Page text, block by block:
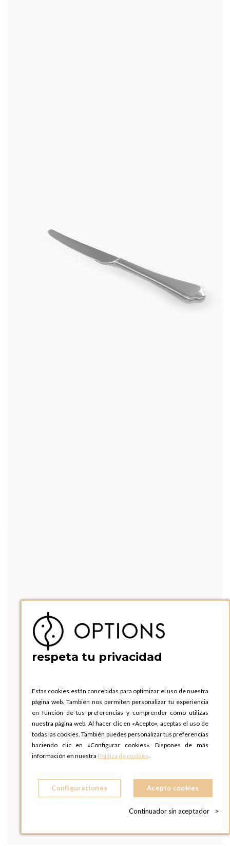
respeta tu privacidad
Estas cookies están concebidas para optimizar el uso de nuestra
página web. También nos permiten personalizar tu experiencia
en función de tus preferencias y comprender cómo utilizas
nuestra página web. Al hacer clic en «Acepto», aceptas el uso de
todas las cookies. También puedes personalizar tus preferencias
haciendo clic en «Configurar cookies». Dispones de más
información en nuestra Política de cookies.
Configuraciones Acepto cookies
Continuador sin aceptador >